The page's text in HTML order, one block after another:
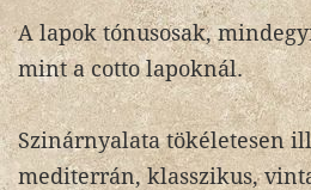
A lapok tónusosak,
mint a cotto lapoknál.
Szinárnyalata tökéletesen
mediterrán, klasszikus,